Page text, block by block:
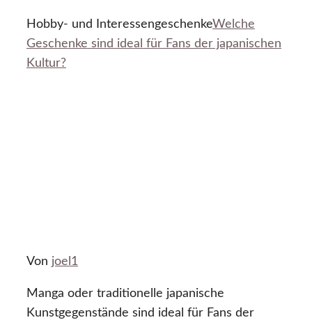
Hobby- und InteressengeschenkeWelche
Geschenke sind ideal für Fans der japanischen
Kultur?
Von joel1
Manga oder traditionelle japanische
Kunstgegenstände sind ideal für Fans der